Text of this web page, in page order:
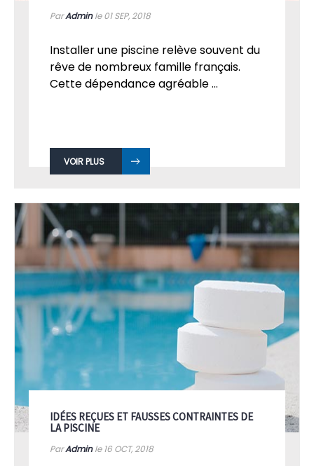
ParAdminle 01SEP, 2018
Installer une piscine relève souvent du
rêve de nombreux famille français.
Cette dépendance agréable ...
VOIR PLUS
IDÉES REÇUES ET FAUSSES CONTRAINTES DE
LA PISCINE
ParAdminle 16 OCT, 2018